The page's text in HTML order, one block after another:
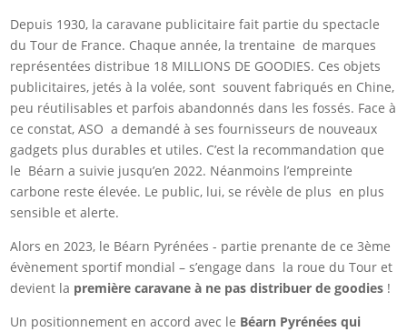
Depuis 1930, la caravane publicitaire fait partie du spectacle
du Tour de France. Chaque année, la trentaine de marques
représentées distribue 18 MILLIONS DE GOODIES. Ces objets
publicitaires, jetés à la volée, sont souvent fabriqués en Chine,
peu réutilisables et parfois abandonnés dans les fossés. Face à
ce constat, ASO a demandé à ses fournisseurs de nouveaux
gadgets plus durables et utiles. C’est la recommandation que
le Béarn a suivie jusqu’en 2022. Néanmoins l’empreinte
carbone reste élevée. Le public, lui, se révèle de plus en plus
sensible et alerte.
Alors en 2023, le Béarn Pyrénées - partie prenante de ce 3ème
évènement sportif mondial – s’engage dans la roue du Tour et
devient la première caravane à ne pas distribuer de goodies !
Un positionnement en accord avec le Béarn Pyrénées qui